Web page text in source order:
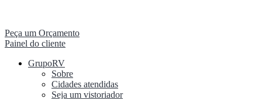
Peça um Orçamento
Painel do cliente
GrupoRV
Sobre
Cidades atendidas
Seja um vistoriador